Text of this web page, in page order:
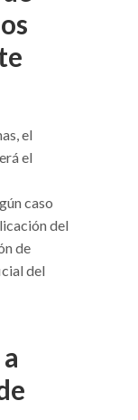
el
el
caso
del
de
del